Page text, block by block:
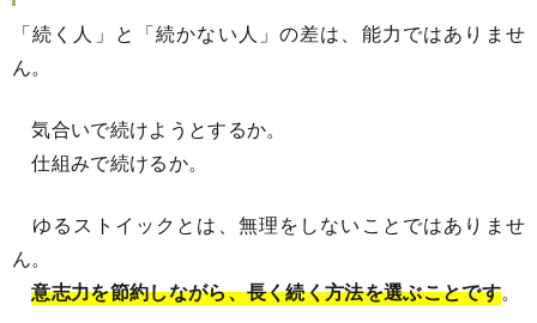
「続く人」と「続かない人」の差は、能力ではありませ
ん。
気合いで続けようとするか。
仕組みで続けるか。
ゆるストイックとは、無理をしないことではありませ
ん。
意志力を節約しながら、長く続く方法を選ぶことです。